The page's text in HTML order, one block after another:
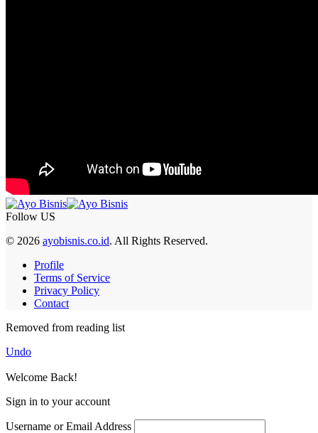
Follow US
© 2026 ayobisnis.co.id. All Rights Reserved.
Profile
Terms of Service
Privacy Policy
Contact
Removed from reading list
Undo
Welcome Back!
Sign in to your account
Username or Email Address